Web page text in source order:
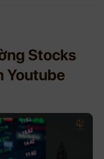
Stocks
Youtube